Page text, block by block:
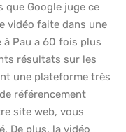
que Google juge ce
vidéo faite dans une
Pau a 60 fois plus
résultats sur les
une plateforme très
référencement
site web, vous